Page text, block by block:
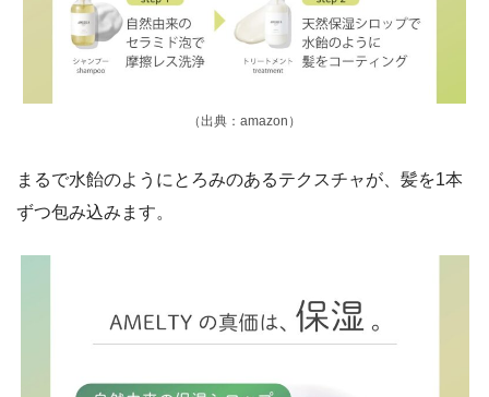
（出典：amazon）
まるで水飴のようにとろみのあるテクスチャが、髪を1本
ずつ包み込みます。